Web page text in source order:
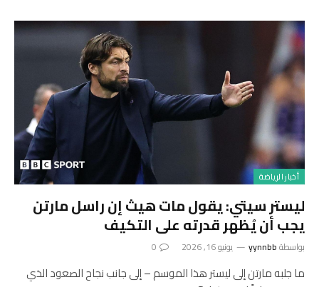
أخبار الرياضة
ليستر سيتي: يقول مات هيث إن راسل مارتن
يجب أن يُظهر قدرته على التكيف
بواسطةyynnbb يونيو 16, 2026 0
ما جلبه مارتن إلى ليستر هذا الموسم – إلى جانب نجاح الصعود الذي